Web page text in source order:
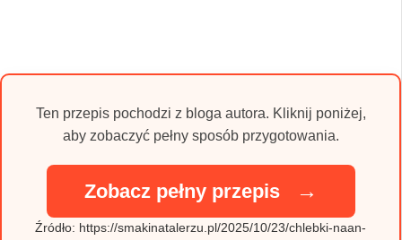
Ten przepis pochodzi z bloga autora. Kliknij poniżej,
aby zobaczyć pełny sposób przygotowania.
Zobacz pełny przepis →
Źródło: https://smakinatalerzu.pl/2025/10/23/chlebki-naan-